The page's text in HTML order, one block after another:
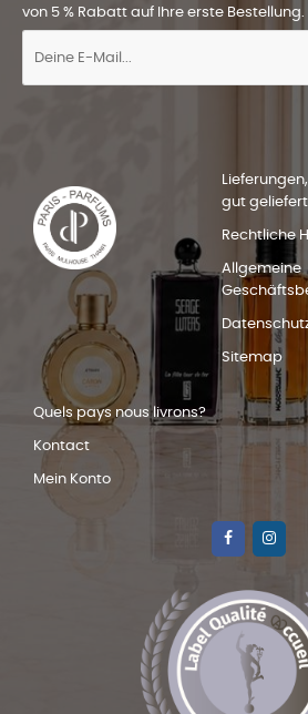
von 5 % Rabatt auf Ihre erste Bestellung.
gut
Rechtliche
Allgemeine
Sitemap
Quels pays nous livrons?
Kontact
Mein Konto